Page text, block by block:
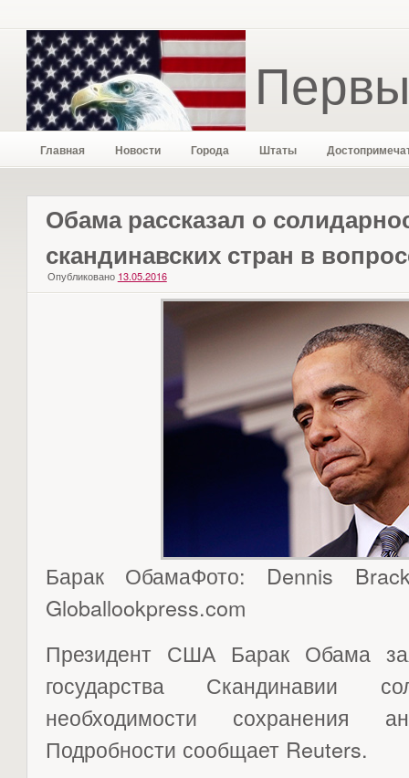
Главная Новости Города Штаты
Обама рассказал о
скандинавских стран в
Опубликовано 13.05.2016
Барак ОбамаФото: Dennis
Globallookpress.com
Президент США Барак Обама
государства Скандинавии
необходимости сохранения
Подробности сообщает Reuters.